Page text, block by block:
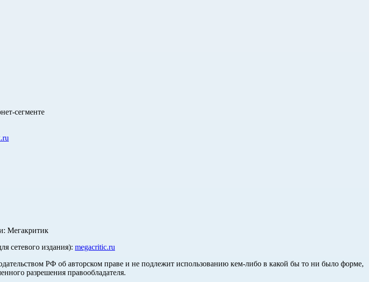
сегменте
Мегакритик
сетевого издания): megacritic.ru
РФ об авторском праве и не подлежит использованию кем-либо в какой бы то ни было форме,
разрешения правообладателя.